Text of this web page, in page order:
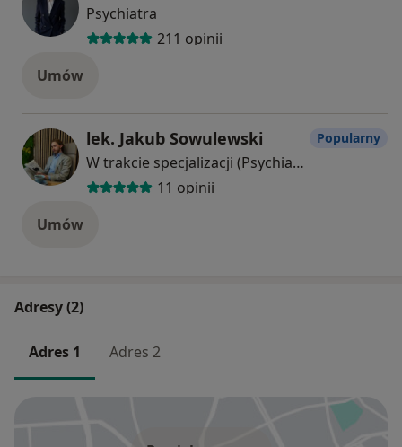
Psychiatra
211 opinii
Umów
lek. Jakub Sowulewski
W trakcie specjalizacji (Psychiatra)
11 opinii
Popularny
Umów
Adresy (2)
Adres 1 Adres 2